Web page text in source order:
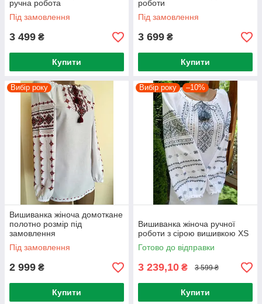
ручна робота
Під замовлення
3 499 ₴
Купити
роботи
Під замовлення
3 699 ₴
Купити
Вибір року
Вишиванка жіноча домоткане
полотно розмір під
замовлення
Під замовлення
2 999 ₴
Купити
Вибір року –10%
Вишиванка жіноча ручної
роботи з сірою вишивкою XS
Готово до відправки
3 239,10 ₴ 3 599 ₴
Купити